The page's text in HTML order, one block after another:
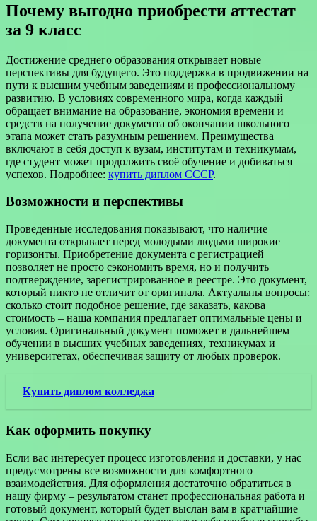
Почему выгодно приобрести аттестат
за 9 класс
Достижение среднего образования открывает новые
перспективы для будущего. Это поддержка в продвижении на
пути к высшим учебным заведениям и профессиональному
развитию. В условиях современного мира, когда каждый
обращает внимание на образование, экономия времени и
средств на получение документа об окончании школьного
этапа может стать разумным решением. Преимущества
включают в себя доступ к вузам, институтам и техникумам,
где студент может продолжить своё обучение и добиваться
успехов. Подробнее: купить диплом СССР.
Возможности и перспективы
Проведенные исследования показывают, что наличие
документа открывает перед молодыми людьми широкие
горизонты. Приобретение документа с регистрацией
позволяет не просто сэкономить время, но и получить
подтверждение, зарегистрированное в реестре. Это документ,
который никто не отличит от оригинала. Актуальны вопросы:
сколько стоит подобное решение, где заказать, какова
стоимость – наша компания предлагает оптимальные цены и
условия. Оригинальный документ поможет в дальнейшем
обучении в высших учебных заведениях, техникумах и
университетах, обеспечивая защиту от любых проверок.
Купить диплом колледжа
Как оформить покупку
Если вас интересует процесс изготовления и доставки, у нас
предусмотрены все возможности для комфортного
взаимодействия. Для оформления достаточно обратиться в
нашу фирму – результатом станет профессиональная работа и
готовый документ, который будет выслан вам в кратчайшие